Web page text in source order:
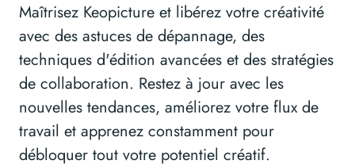
Maîtrisez Keopicture et libérez votre créativité
avec des astuces de dépannage, des
techniques d'édition avancées et des stratégies
de collaboration. Restez à jour avec les
nouvelles tendances, améliorez votre flux de
travail et apprenez constamment pour
débloquer tout votre potentiel créatif.